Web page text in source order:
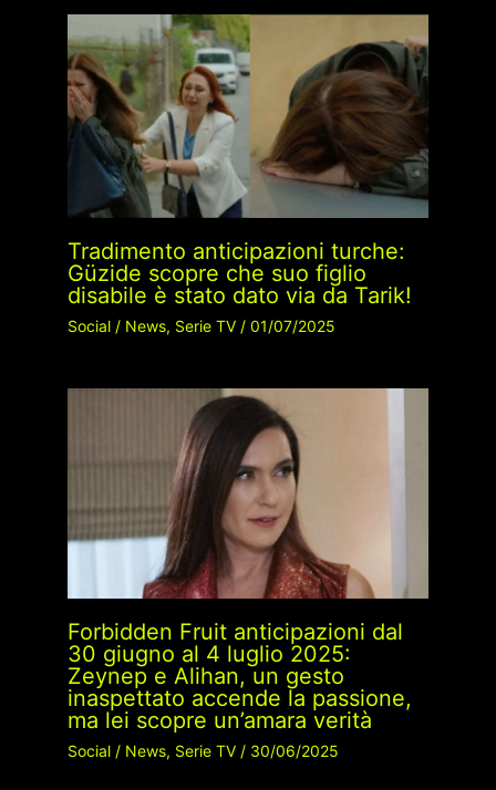
Tradimento anticipazioni turche:
Güzide scopre che suo figlio
disabile è stato dato via da Tarik!
Social/ News, Serie TV/ 01/07/2025
Forbidden Fruit anticipazioni dal
30 giugno al 4 luglio 2025:
Zeynep e Alihan, un gesto
inaspettato accende la passione,
ma lei scopre un’amara verità
Social/ News, Serie TV/ 30/06/2025